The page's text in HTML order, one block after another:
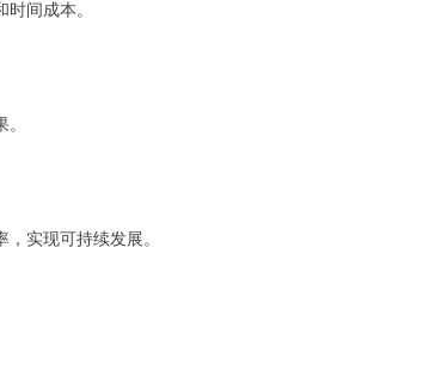
时间成本。
。
，实现可持续发展。